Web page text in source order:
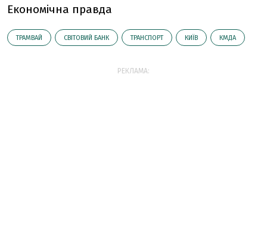
Економічна правда
ТРАМВАЙ СВІТОВИЙ БАНК ТРАНСПОРТ КИЇВ КМДА
РЕКЛАМА: